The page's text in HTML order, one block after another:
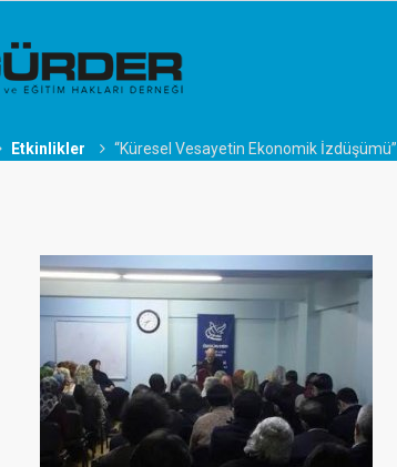
Etkinlikler “Küresel Vesayetin Ekonomik İzdüşümü”